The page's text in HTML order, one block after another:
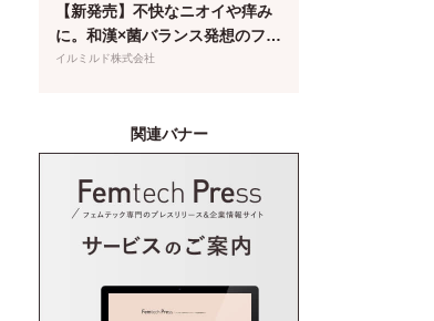
【新発売】不快なニオイや痒み
に。和漢×菌バランス発想のフェ
ムケア泡ソープが登場
イルミルド株式会社
関連バナー